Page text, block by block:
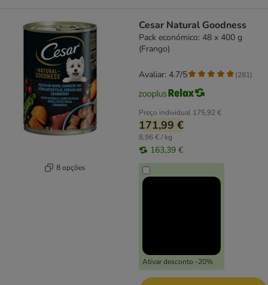
8 opções
Cesar Natural Goodness
Pack económico: 48 x 400 g
(Frango)
Preço individual 175,92 €
171,99 €
8,96 € / kg
163,39 €
Ativar desconto -20%
Avaliar: 4.7/5 (281)